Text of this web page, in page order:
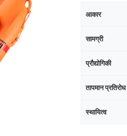
आकार
सामग्री
प्रौद्योगिकी
तापमान प्रतिरोध
स्थायित्व